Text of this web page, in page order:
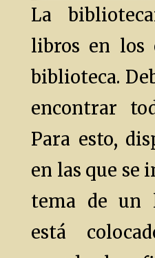
La
libros en los
biblioteca.
encontrar
Para esto,
en las que se
tema de un
está